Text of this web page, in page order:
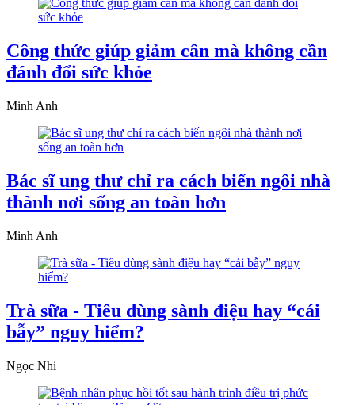
Công thức giúp giảm cân mà không cần
đánh đổi sức khỏe
Minh Anh
Bác sĩ ung thư chỉ ra cách biến ngôi nhà
thành nơi sống an toàn hơn
Minh Anh
Trà sữa - Tiêu dùng sành điệu hay “cái
bẫy” nguy hiểm?
Ngọc Nhi